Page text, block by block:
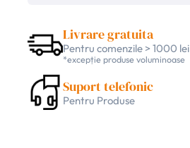
Livrare gratuita
Pentru comenzile > 1000 lei
*excepție produse voluminoase
Suport telefonic
Pentru Produse